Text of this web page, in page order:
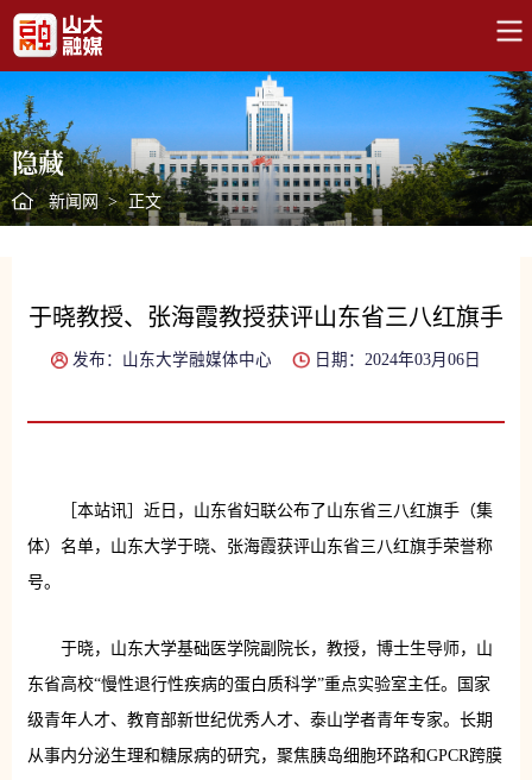
隐藏
新闻网 > 正文
于晓教授、张海霞教授获评山东省三八红旗手
发布：山东大学融媒体中心 日期：2024年03月06日
［本站讯］近日，山东省妇联公布了山东省三八红旗手（集
体）名单，山东大学于晓、张海霞获评山东省三八红旗手荣誉称
号。
于晓，山东大学基础医学院副院长，教授，博士生导师，山
东省高校“慢性退行性疾病的蛋白质科学”重点实验室主任。国家
级青年人才、教育部新世纪优秀人才、泰山学者青年专家。长期
从事内分泌生理和糖尿病的研究，聚焦胰岛细胞环路和GPCR跨膜